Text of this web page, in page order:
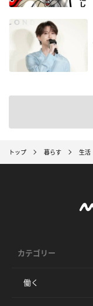
トップ 暮らす 生活
カテゴリー
働く